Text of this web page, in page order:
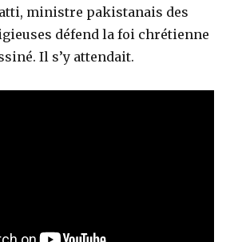
ministre pakistanais des
défend la foi chrétienne
Il s’y attendait.